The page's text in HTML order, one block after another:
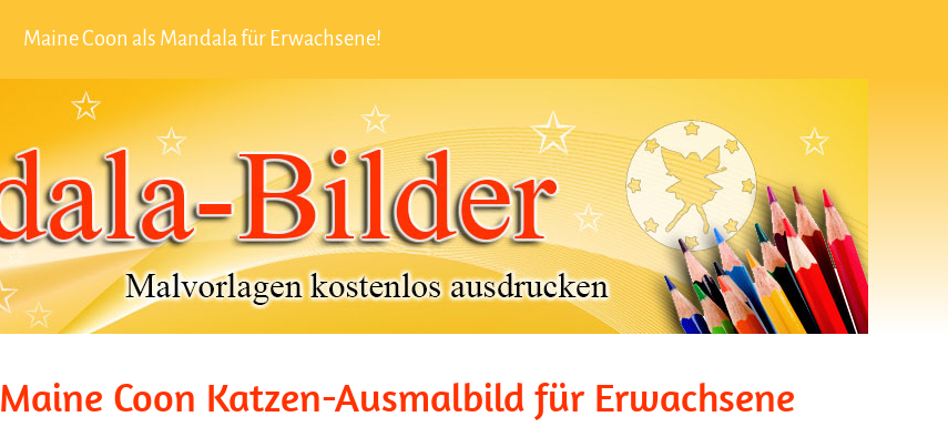
Maine Coon als Mandala für Erwachsene!
Maine Coon Katzen-Ausmalbild für Erwachsene